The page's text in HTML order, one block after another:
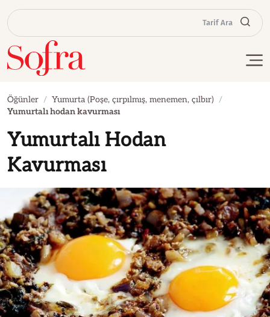
Tarif Ara
Öğünler
Yumurta (Poşe, çırpılmış, menemen, çılbır)
Yumurtalı hodan kavurması
Yumurtalı Hodan
Kavurması